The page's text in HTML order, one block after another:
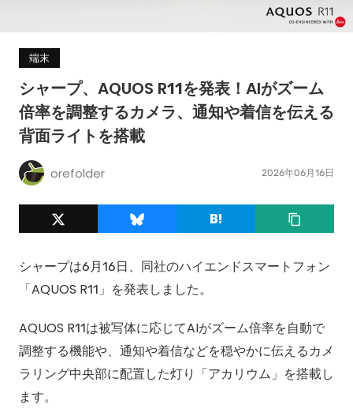
端末
シャープ、AQUOS R11を発表！AIがズーム
倍率を調整するカメラ、通知や着信を伝える
背面ライトを搭載
orefolder 2026年06月16日
シャープは6月16日、同社のハイエンドスマートフォン
「AQUOS R11」を発表しました。
AQUOS R11は被写体に応じてAIがズーム倍率を自動で
調整する機能や、通知や着信などを穏やかに伝えるカメ
ラリング中央部に配置した灯り「アカリウム」を搭載し
ます。